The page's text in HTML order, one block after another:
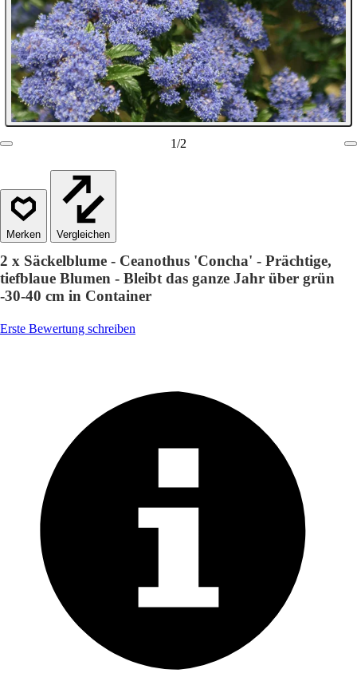
1/2
Vergleichen
2 x Säckelblume - Ceanothus 'Concha' - Prächtige,
tiefblaue Blumen - Bleibt das ganze Jahr über grün
-30-40 cm in Container
Erste Bewertung schreiben